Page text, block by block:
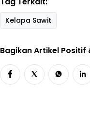
Kelapa Sawit
Bagikan Artikel Positif